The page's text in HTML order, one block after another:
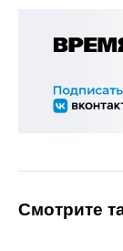
Смотрите